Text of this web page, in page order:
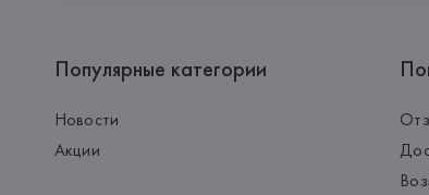
Популярные категории
Новости
Акции